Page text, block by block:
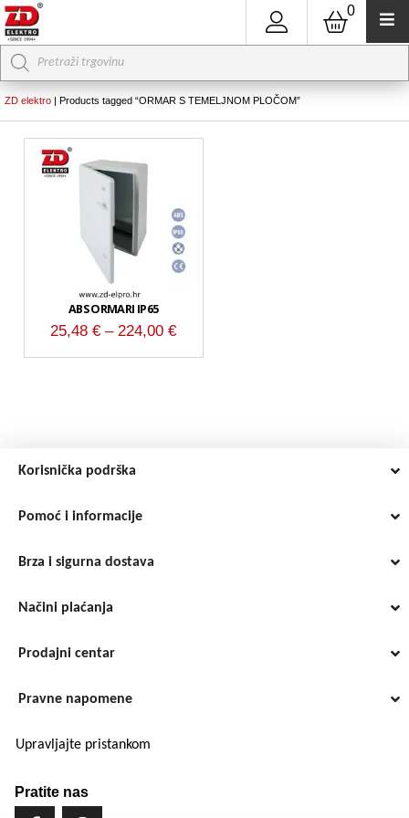
0
Products
search
ZD elektro | Products tagged “ORMAR S TEMELJNOM PLOČOM”
ABS ORMARI IP65
25,48€ – 224,00€Raspon
Korisnička podrška
Pomoć i informacije
Brza i sigurna dostava
Načini plaćanja
Prodajni centar
Pravne napomene
Upravljajte pristankom
Pratite nas